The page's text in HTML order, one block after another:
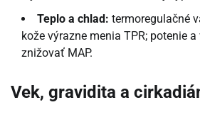
Teplo a chlad: termoregulačné
kože výrazne menia TPR; potenie
znižovať MAP.
Vek, gravidita a